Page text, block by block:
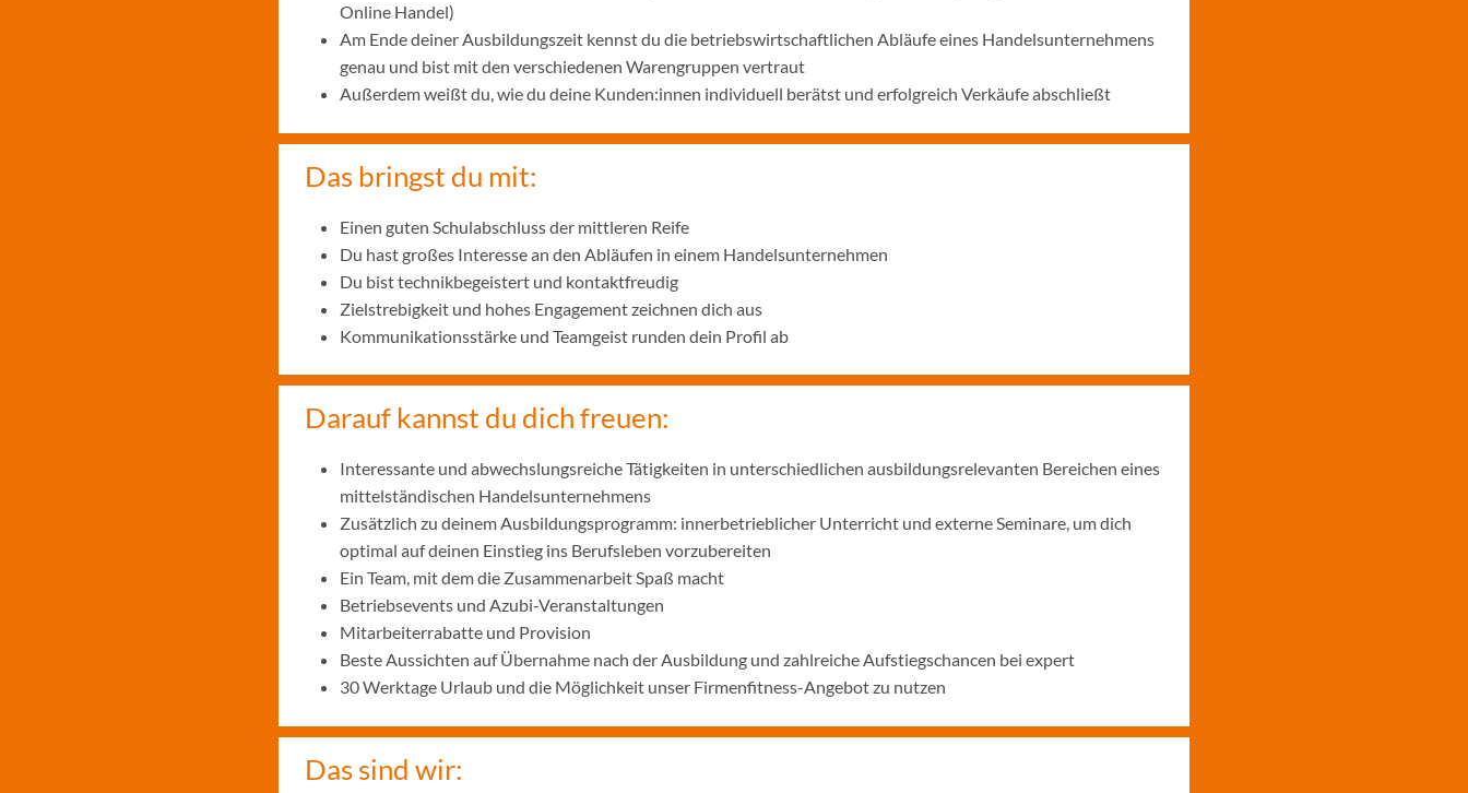
Online Handel)
Am Ende deiner Ausbildungszeit kennst du die betriebswirtschaftlichen Abläufe eines Handelsunternehmens
genau und bist mit den verschiedenen Warengruppen vertraut
Außerdem weißt du, wie du deine Kunden:innen individuell berätst und erfolgreich Verkäufe abschließt
Das bringst du mit:
Einen guten Schulabschluss der mittleren Reife
Du hast großes Interesse an den Abläufen in einem Handelsunternehmen
Du bist technikbegeistert und kontaktfreudig
Zielstrebigkeit und hohes Engagement zeichnen dich aus
Kommunikationsstärke und Teamgeist runden dein Profil ab
Darauf kannst du dich freuen:
Interessante und abwechslungsreiche Tätigkeiten in unterschiedlichen ausbildungsrelevanten Bereichen eines
mittelständischen Handelsunternehmens
Zusätzlich zu deinem Ausbildungsprogramm: innerbetrieblicher Unterricht und externe Seminare, um dich
optimal auf deinen Einstieg ins Berufsleben vorzubereiten
Ein Team, mit dem die Zusammenarbeit Spaß macht
Betriebsevents und Azubi-Veranstaltungen
Mitarbeiterrabatte und Provision
Beste Aussichten auf Übernahme nach der Ausbildung und zahlreiche Aufstiegschancen bei expert
30 Werktage Urlaub und die Möglichkeit unser Firmenfitness-Angebot zu nutzen
Das sind wir: